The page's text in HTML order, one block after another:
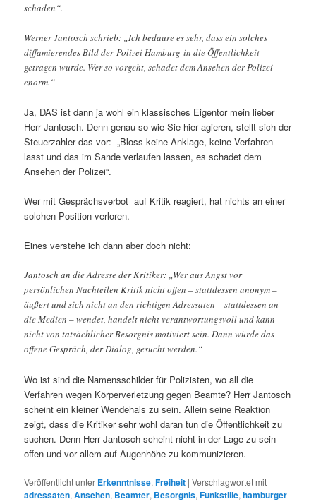
schaden“.
Werner Jantosch schrieb: „Ich bedaure es sehr, dass ein solches
diffamierendes Bild der Polizei Hamburg in die Öffentlichkeit
getragen wurde. Wer so vorgeht, schadet dem Ansehen der Polizei
enorm.“
Ja, DAS ist dann ja wohl ein klassisches Eigentor mein lieber
Herr Jantosch. Denn genau so wie Sie hier agieren, stellt sich der
Steuerzahler das vor: „Bloss keine Anklage, keine Verfahren –
lasst und das im Sande verlaufen lassen, es schadet dem
Ansehen der Polizei“.
Wer mit Gesprächsverbot auf Kritik reagiert, hat nichts an einer
solchen Position verloren.
Eines verstehe ich dann aber doch nicht:
Jantosch an die Adresse der Kritiker: „Wer aus Angst vor
persönlichen Nachteilen Kritik nicht offen – stattdessen anonym –
äußert und sich nicht an den richtigen Adressaten – stattdessen an
die Medien – wendet, handelt nicht verantwortungsvoll und kann
nicht von tatsächlicher Besorgnis motiviert sein. Dann würde das
offene Gespräch, der Dialog, gesucht werden.“
Wo ist sind die Namensschilder für Polizisten, wo all die
Verfahren wegen Körperverletzung gegen Beamte? Herr Jantosch
scheint ein kleiner Wendehals zu sein. Allein seine Reaktion
zeigt, dass die Kritiker sehr wohl daran tun die Öffentlichkeit zu
suchen. Denn Herr Jantosch scheint nicht in der Lage zu sein
offen und vor allem auf Augenhöhe zu kommunizieren.
Veröffentlicht unter Erkenntnisse,Freiheit |Verschlagwortet mit
adressaten,Ansehen, Beamter, Besorgnis,Funkstille,hamburger